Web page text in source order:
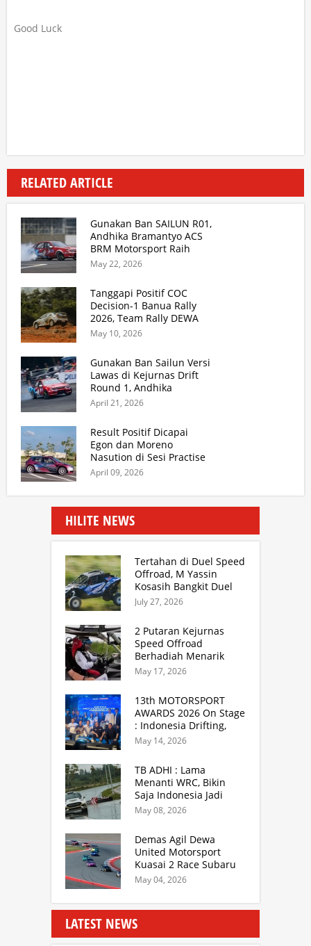
Good Luck
RELATED ARTICLE
Gunakan Ban SAILUN R01,
Andhika Bramantyo ACS
BRM Motorsport Raih
Podium 3 Besar Kejurnas
May 22, 2026
Tanggapi Positif COC
Decision-1 Banua Rally
2026, Team Rally DEWA
UNITED Motorsport
Perlombaan Rally
May 10, 2026
Gunakan Ban Sailun Versi
Lawas di Kejurnas Drift
Round 1, Andhika
Bramantyo ACS BRM
Besar PRO AM
April 21, 2026
Result Positif Dicapai
Egon dan Moreno
Nasution di Sesi Practise
Kejurnas Sprint Rally
April 09, 2026
HILITE NEWS
Tertahan di Duel Speed
Offroad, M Yassin
Kosasih Bangkit Duel
Sprint Rally. TB Adhi
Offroad Putaran 3 Jabar
July 27, 2026
2 Putaran Kejurnas
Speed Offroad
Berhadiah Menarik
Siap Digelar di SS
Sukabumi
May 17, 2026
13th MOTORSPORT
AWARDS 2026 On Stage
: Indonesia Drifting,
MGPA Mandalika,
Drivers
May 14, 2026
TB ADHI : Lama
Menanti WRC, Bikin
Saja Indonesia Jadi
Sentra Rally Berkelas
May 08, 2026
Demas Agil Dewa
United Motorsport
Kuasai 2 Race Subaru
BRZ Super Series 2026
May 04, 2026
LATEST NEWS